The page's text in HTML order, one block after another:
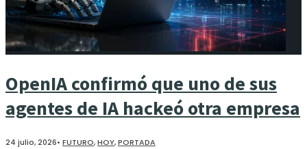
OpenIA confirmó que uno de sus
agentes de IA hackeó otra empresa
24 julio, 2026• FUTURO,HOY,PORTADA